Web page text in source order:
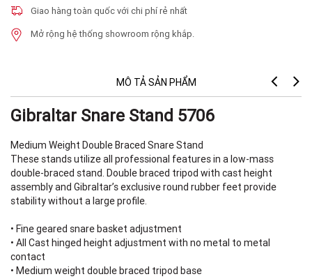
Giao hàng toàn quốc với chi phí rẻ nhất
Mở rộng hệ thống showroom rộng khắp.
MÔ TẢ SẢN PHẨM
Gibraltar Snare Stand 5706
Medium Weight Double Braced Snare Stand
These stands utilize all professional features in a low-mass
double-braced stand. Double braced tripod with cast height
assembly and Gibraltar’s exclusive round rubber feet provide
stability without a large profile.
• Fine geared snare basket adjustment
• All Cast hinged height adjustment with no metal to metal
contact
• Medium weight double braced tripod base